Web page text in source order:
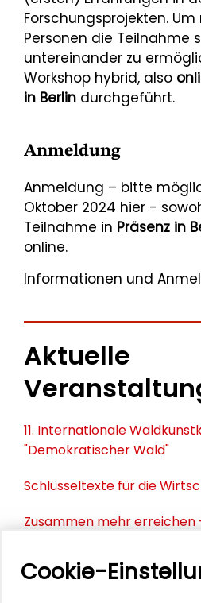
Forschungsprojekten.
Personen die Teilnahme
untereinander zu
Workshop hybrid, also
in Berlin durchgeführt.
Anmeldung
Anmeldung – bitte
Oktober 2024 hier -
Teilnahme in Präsenz in
online.
Informationen und
Aktuelle
11. Internationale
"Demokratischer Wald"
Schlüsseltexte für die
Zusammen mehr erreichen
Schader-Festival 2026
Cookie-